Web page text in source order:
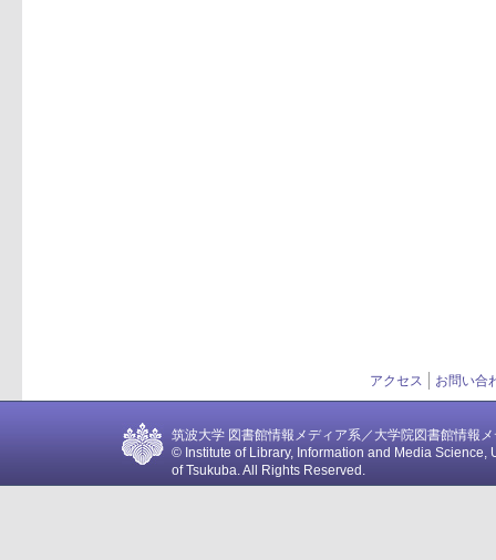
アクセス お問い合
筑波大学 図書館情報メディア系／大学院図書館情報
© Institute of Library, Information and Media Science,
of Tsukuba. All Rights Reserved.